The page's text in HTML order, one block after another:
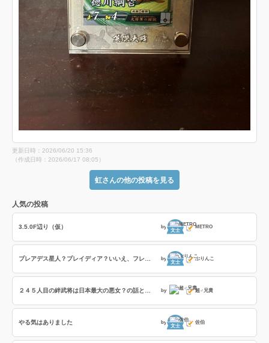
更新日時：2026/06/20 15:36
（作成日時：2026/06/17 08:05）
虹さんの他の投稿を見る
人気の投稿
3.5.0F辺り（仮） by
文士
METRO
by
文士
ぶりんこ
by 超♂兄貴
やる気はありました by
文士
佐伯